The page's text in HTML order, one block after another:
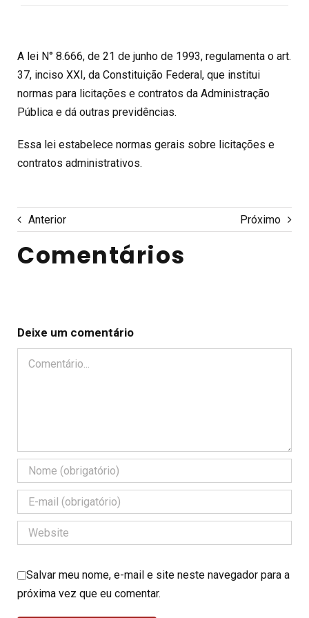
A lei N° 8.666, de 21 de junho de 1993, regulamenta o art.
37, inciso XXI, da Constituição Federal, que institui
normas para licitações e contratos da Administração
Pública e dá outras previdências.
Essa lei estabelece normas gerais sobre licitações e
contratos administrativos.
Anterior Próximo
Comentários
Deixe um comentário
Comentário
Salvar meu nome, e-mail e site neste navegador para a
próxima vez que eu comentar.